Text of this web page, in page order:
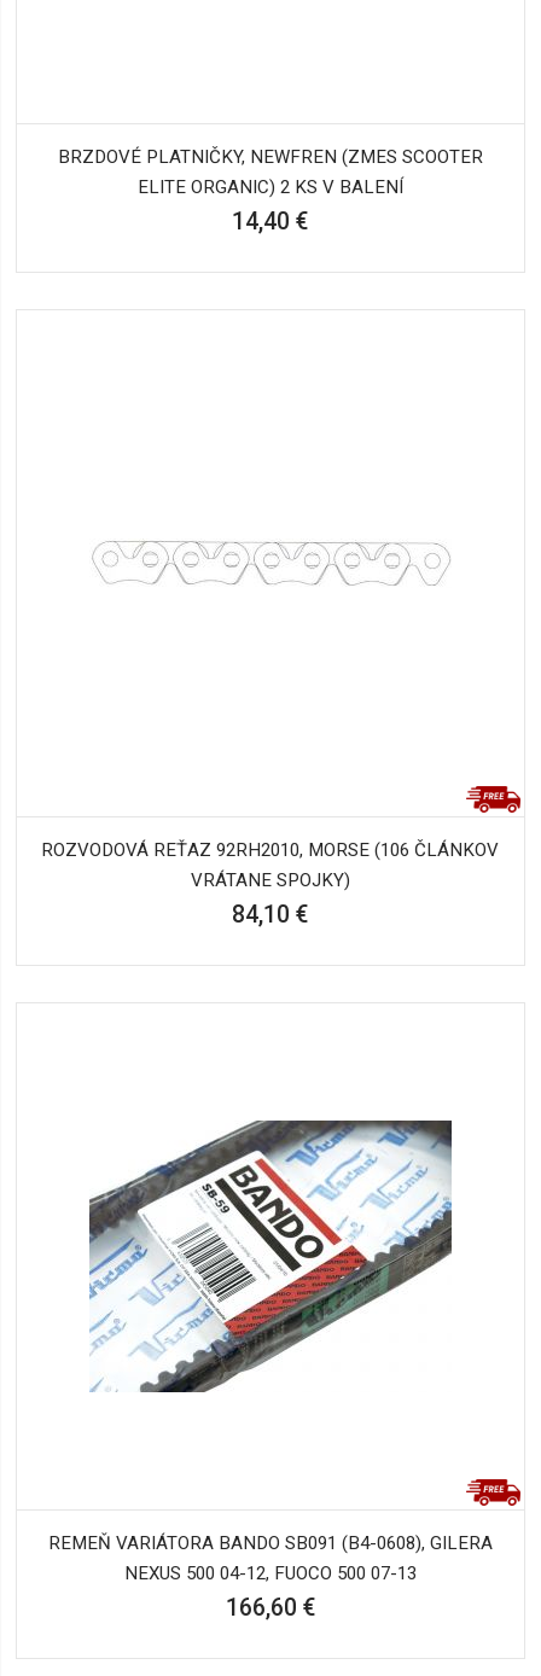
BRZDOVÉ PLATNIČKY, NEWFREN (ZMES SCOOTER
ELITE ORGANIC) 2 KS V BALENÍ
14,40 €
ROZVODOVÁ REŤAZ 92RH2010, MORSE (106 ČLÁNKOV
VRÁTANE SPOJKY)
84,10 €
REMEŇ VARIÁTORA BANDO SB091 (B4-0608), GILERA
NEXUS 500 04-12, FUOCO 500 07-13
166,60 €